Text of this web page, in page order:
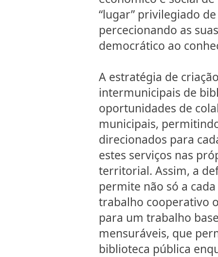
“lugar” privilegiado
percecionando as
democrático ao
A estratégia de
intermunicipais de
oportunidades de
municipais,
direcionados para
estes serviços nas
territorial. Assim, a
permite não só a
trabalho cooperativo
para um trabalho
mensuráveis, que
biblioteca pública